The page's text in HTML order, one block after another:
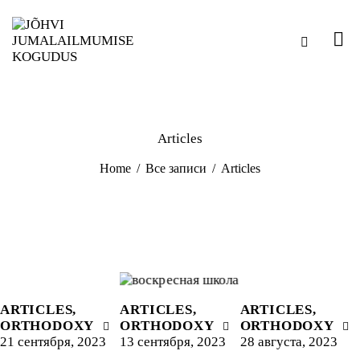
Articles
Home Все записи Articles
ARTICLES,
ORTHODOXY
21 сентября, 2023
ARTICLES,
ORTHODOXY
13 сентября, 2023
ARTICLES,
ORTHODOXY
28 августа, 2023